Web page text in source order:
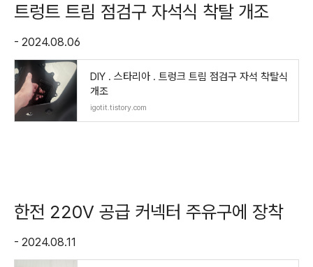
트렁트 트림 점검구 자석식 착탈 개조
- 2024.08.06
DIY . 스타리아 . 트렁크 트림 점검구 자석 착탈식
개조
igotit.tistory.com
한전 220V 공급 커넥터 주유구에 장착
- 2024.08.11